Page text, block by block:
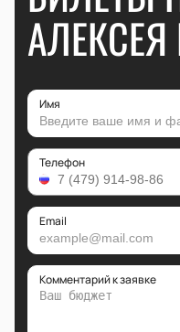
Имя
Телефон
Email
Комментарий к заявке